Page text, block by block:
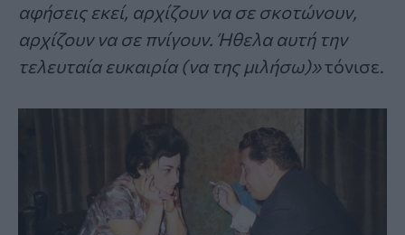
αφήσεις εκεί, αρχίζουν να σε σκοτώνουν,
αρχίζουν να σε πνίγουν. Ήθελα αυτή την
τελευταία ευκαιρία (να της μιλήσω)»τόνισε.